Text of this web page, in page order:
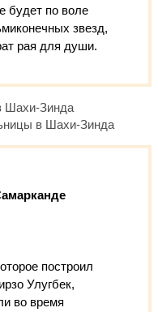
будет по воле
звезд,
рая для души.
построил
Улугбек,
во время